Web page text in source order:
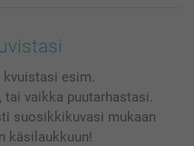
esim.
vaikka puutarhastasi.
suosikkikuvasi mukaan
käsilaukkuun!